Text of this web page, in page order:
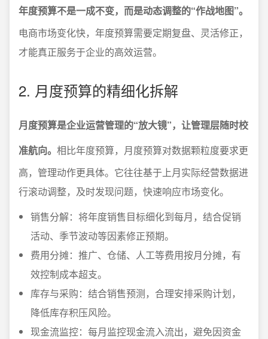
年度预算不是一成不变，而是动态调整的“作战地图”。
电商市场变化快，年度预算需要定期复盘、灵活修正，
才能真正服务于企业的高效运营。
2. 月度预算的精细化拆解
月度预算是企业运营管理的“放大镜”，让管理层随时校
准航向。 相比年度预算，月度预算对数据颗粒度要求更
高，管理动作更具体。它往往基于上月实际经营数据进
行滚动调整，及时发现问题，快速响应市场变化。
销售分解：将年度销售目标细化到每月，结合促销
活动、季节波动等因素修正预期。
费用分摊：推广、仓储、人工等费用按月分摊，有
效控制成本超支。
库存与采购：结合销售预测，合理安排采购计划，
降低库存积压风险。
现金流监控：每月监控现金流入流出，避免因资金